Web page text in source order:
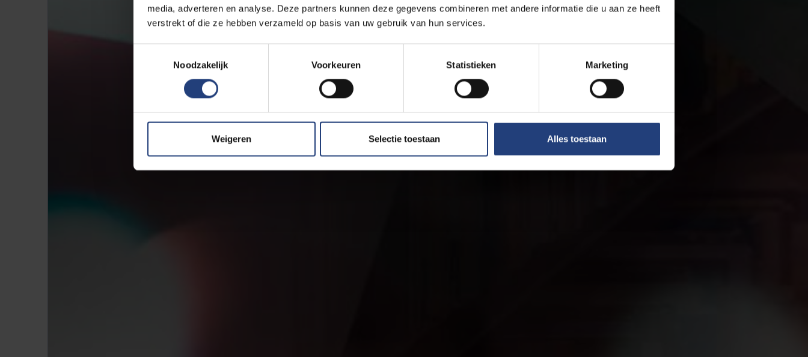
media, adverteren en analyse. Deze partners kunnen deze gegevens combineren met andere informatie die u aan ze heeft
verstrekt of die ze hebben verzameld op basis van uw gebruik van hun services.
Noodzakelijk
Voorkeuren Statistieken Marketing
Weigeren Selectie toestaan Alles toestaan